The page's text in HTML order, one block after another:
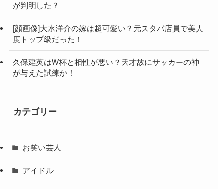
が判明した？
[顔画像]大水洋介の嫁は超可愛い？元スタバ店員で美人
度トップ級だった！
久保建英はW杯と相性が悪い？天才故にサッカーの神
が与えた試練か！
カテゴリー
お笑い芸人
アイドル